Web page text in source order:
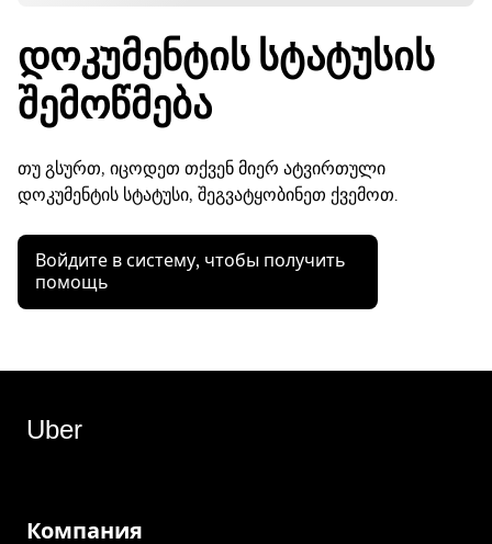
დოკუმენტის სტატუსის
შემოწმება
თუ გსურთ, იცოდეთ თქვენ მიერ ატვირთული
დოკუმენტის სტატუსი, შეგვატყობინეთ ქვემოთ.
Войдите в систему, чтобы получить
помощь
Uber
Компания